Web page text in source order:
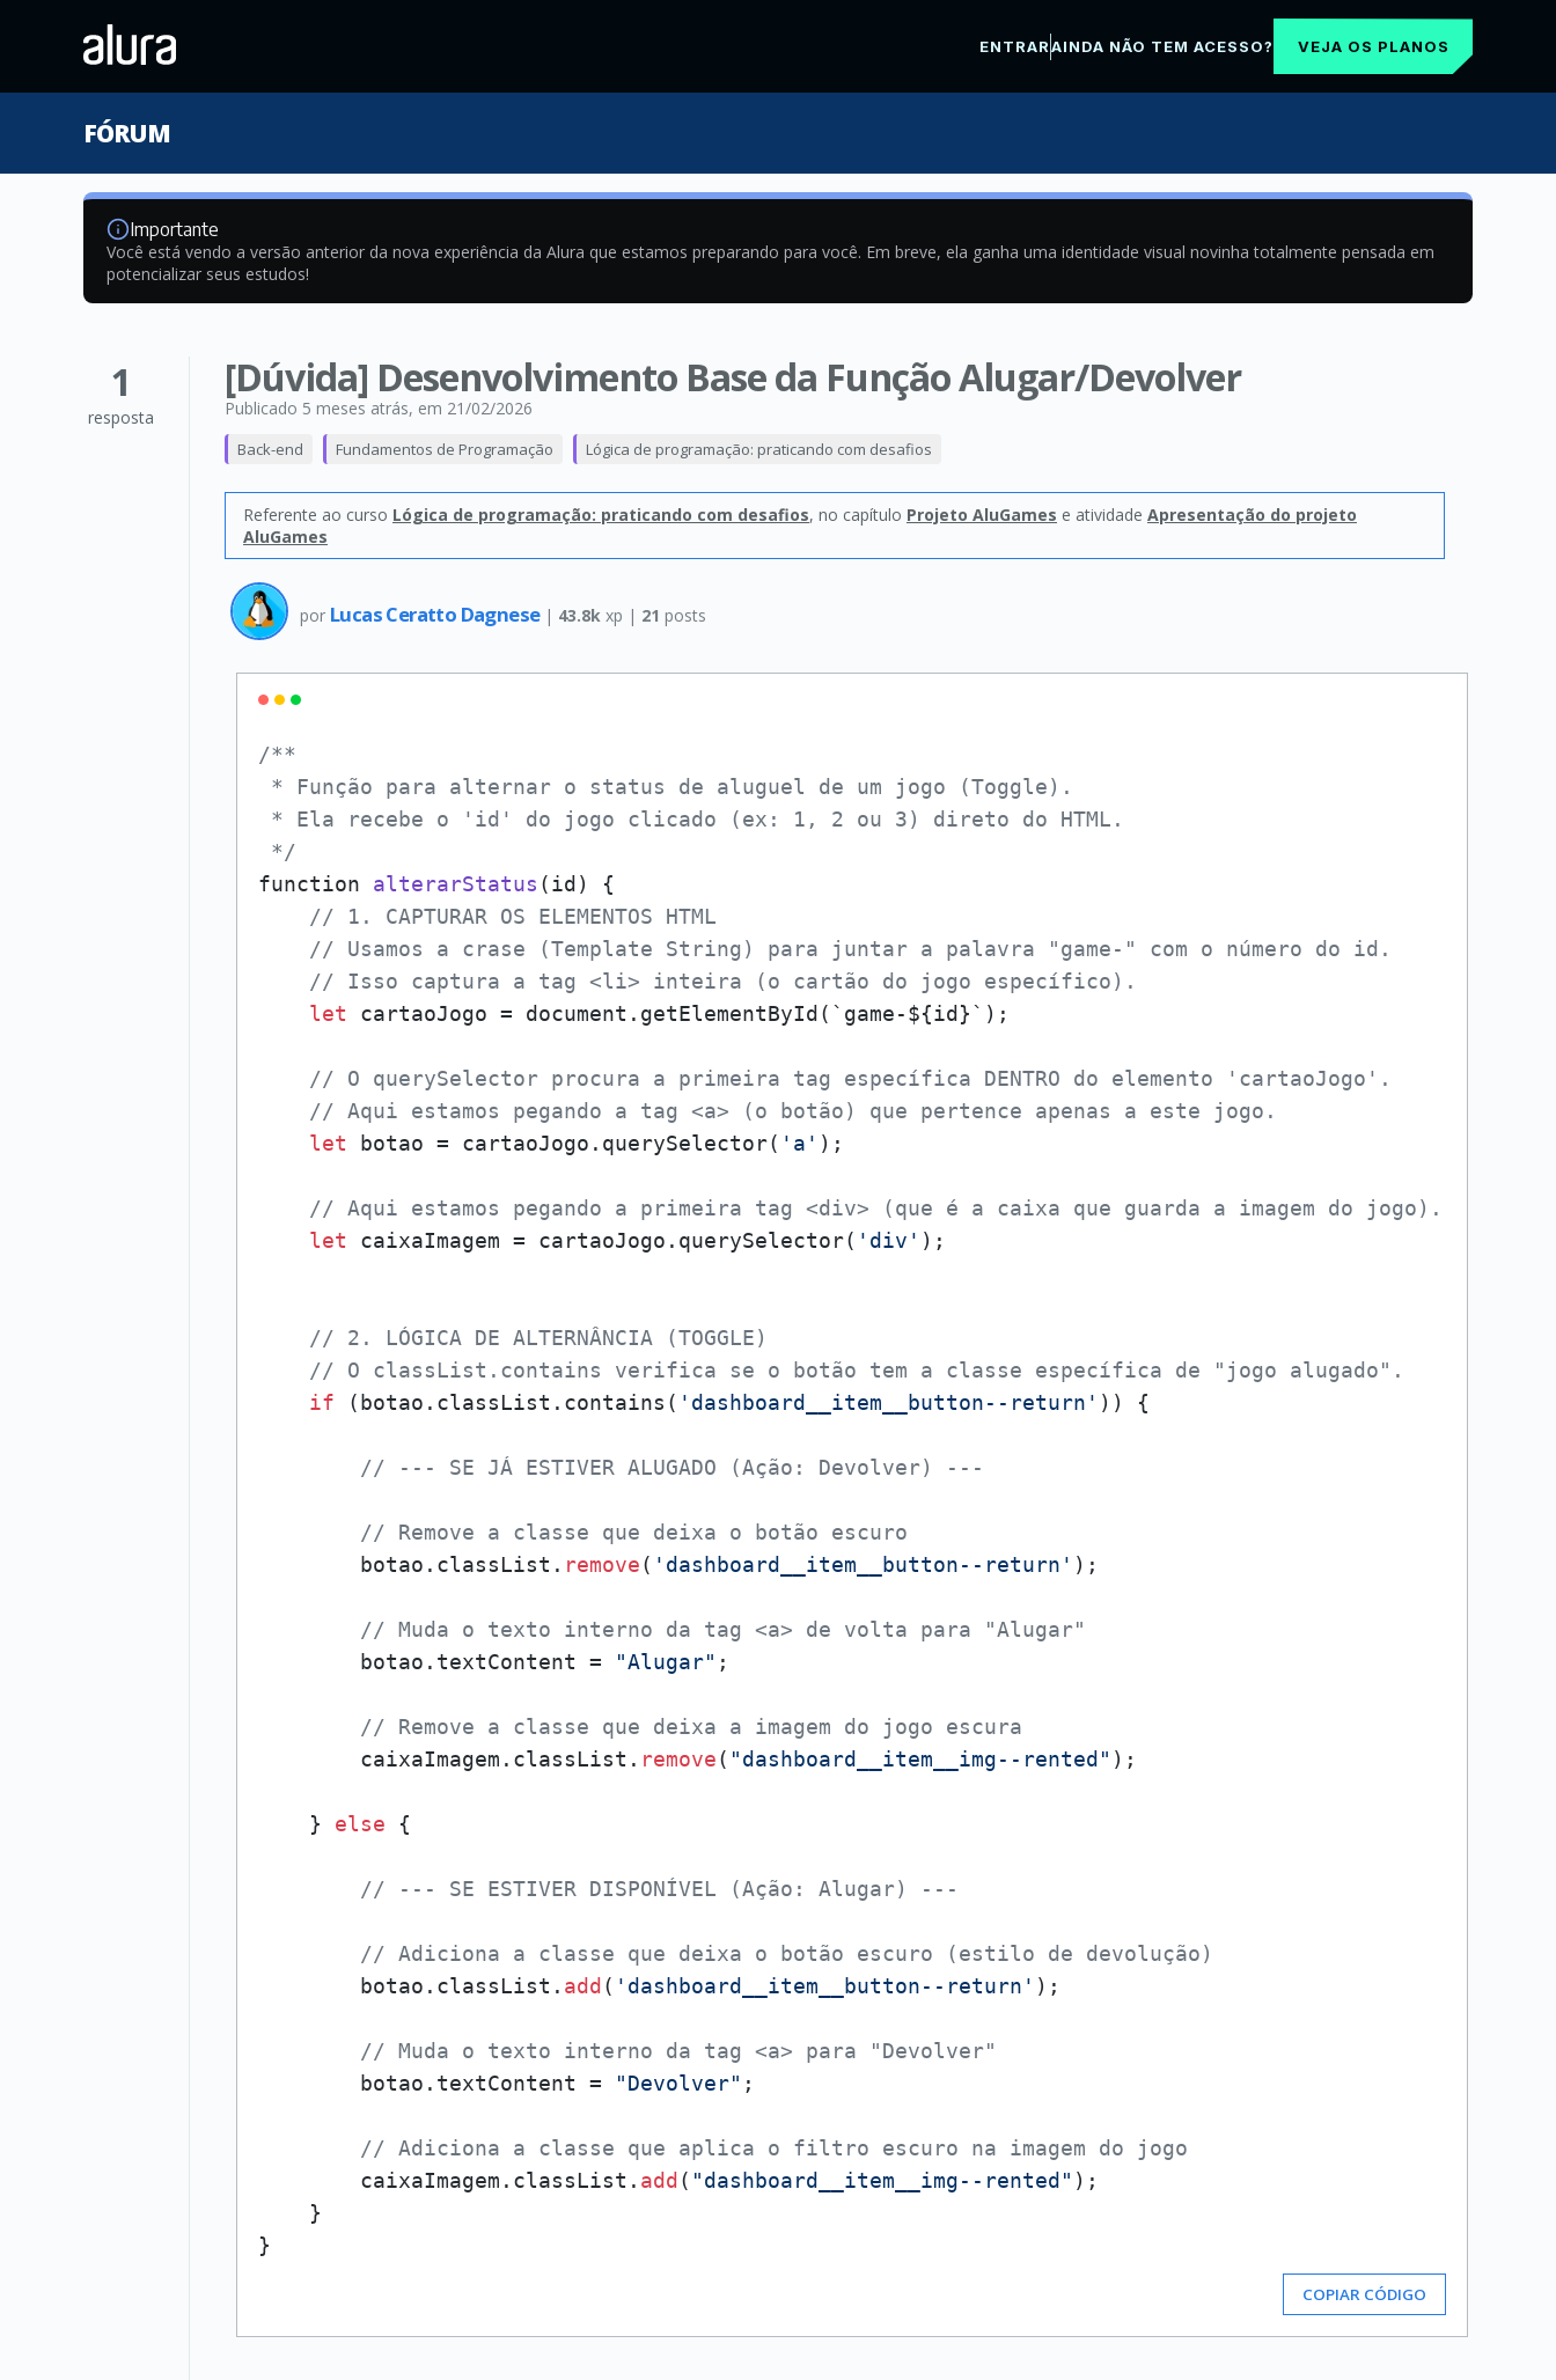
ENTRARAINDA NÃO TEM ACESSO? VEJA OS PLANOS
FÓRUM
Importante
Você está vendo a versão anterior da nova experiência da Alura que estamos preparando para você. Em breve, ela ganha uma identidade visual novinha totalmente pensada em
potencializar seus estudos!
1
resposta
[Dúvida] Desenvolvimento Base da Função Alugar/Devolver
Publicado 5 meses atrás, em 21/02/2026
Back-end Fundamentos de Programação Lógica de programação: praticando com desafios
Referente ao curso Lógica de programação: praticando com desafios, no capítulo Projeto AluGames e atividade Apresentação do projeto
AluGames
por Lucas Ceratto Dagnese | 43.8k xp | 21 posts
/**
* Função para alternar o status de aluguel de um jogo (Toggle).
* Ela recebe o 'id' do jogo clicado (ex: 1, 2 ou 3) direto do HTML.
*/
function alterarStatus (id )
{
// 1. CAPTURAR OS ELEMENTOS HTML
// Usamos a crase (Template String) para juntar a palavra "game-" com o número do id.
// Isso captura a tag <li> inteira (o cartão do jogo específico).
let cartaoJogo = document.getElementById(`game-${id}`);
// O querySelector procura a primeira tag específica DENTRO do elemento 'cartaoJogo'.
// Aqui estamos pegando a tag <a> (o botão) que pertence apenas a este jogo.
let botao = cartaoJogo.querySelector( 'a' );
// Aqui estamos pegando a primeira tag <div> (que é a caixa que guarda a imagem do jogo).
let caixaImagem = cartaoJogo.querySelector( 'div' );
// 2. LÓGICA DE ALTERNÂNCIA (TOGGLE)
// O classList.contains verifica se o botão tem a classe específica de "jogo alugado".
if (botao.classList.contains( 'dashboard__item__button--return' )) {
// --- SE JÁ ESTIVER ALUGADO (Ação: Devolver) ---
// Remove a classe que deixa o botão escuro
        botao.classList.
remove( 'dashboard__item__button--return' );
// Muda o texto interno da tag <a> de volta para "Alugar"
        botao.textContent =
"Alugar" ;
// Remove a classe que deixa a imagem do jogo escura
        caixaImagem.classList.
remove( "dashboard__item__img--rented" );
    }
else {
// --- SE ESTIVER DISPONÍVEL (Ação: Alugar) ---
// Adiciona a classe que deixa o botão escuro (estilo de devolução)
        botao.classList.
add ( 'dashboard__item__button--return' );
// Muda o texto interno da tag <a> para "Devolver"
        botao.textContent =
"Devolver" ;
// Adiciona a classe que aplica o filtro escuro na imagem do jogo
        caixaImagem.classList.
add ( "dashboard__item__img--rented" );
    }
COPIAR CÓDIGO